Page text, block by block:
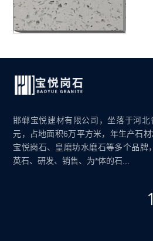
邯郸宝悦建材有限公司，坐落于河
元，占地面积6万平方米，年生产石
宝悦岗石、皇磨坊水磨石等多个品牌
英石、研发、销售、为*体的石...